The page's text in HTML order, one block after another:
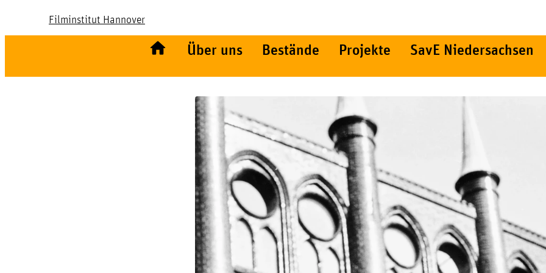
Filminstitut Hannover
Über uns Bestände Projekte SavE Niedersachsen